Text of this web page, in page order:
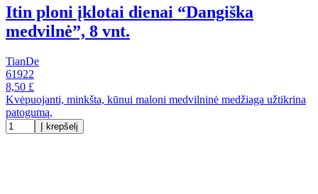
Itin ploni įklotai dienai “Dangiška
medvilnė”, 8 vnt.
TianDe
61922
8,50 £
Kvėpuojanti, minkšta, kūnui maloni medvilninė medžiaga užtikrina
patogumą,
Į krepšelį